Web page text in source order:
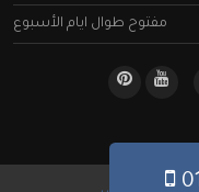
مفتوح طوال ايام الأسبوع